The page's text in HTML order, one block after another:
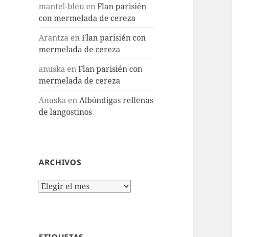
mantel-bleu enFlan parisién
con mermelada de cereza
Arantza enFlan parisién con
mermelada de cereza
anuska enFlan parisién con
mermelada de cereza
Anuska enAlbóndigas rellenas
de langostinos
ARCHIVOS
Archivos